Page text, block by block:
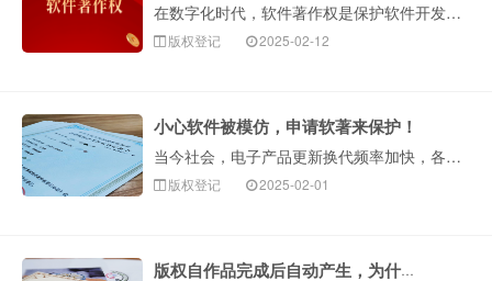
在数字化时代，软件著作权是保护软件开发者权益的重要武器。它不仅能为软件提供法律保障，还在企业融资、项目申报等方面发挥关键作用。下面构卓企服就为大家详细···
版权登记 2025-02-12
小心软件被模仿，申请软著来保护！
当今社会，电子产品更新换代频率加快，各类软件开发层出不穷。对于软件开发者来说，最烦恼的莫过于付出很大成本辛苦研发的APP软件，刚一问世就被其他人抄袭！···
版权登记 2025-02-01
版权自作品完成后自动产生，为什么还要登记版权呢？